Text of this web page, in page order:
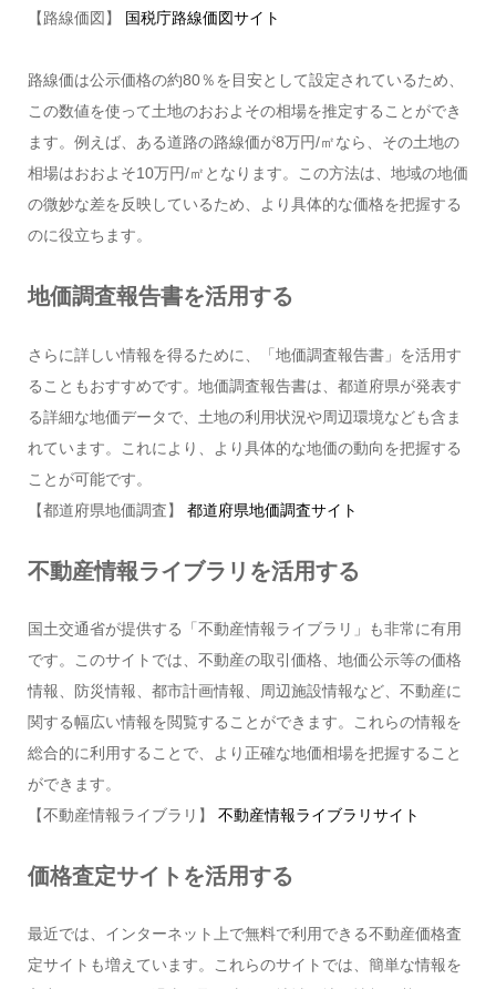
【路線価図】
国税庁路線価図サイト
路線価は公示価格の約80％を目安として設定されているため、
この数値を使って土地のおおよその相場を推定することができ
ます。例えば、ある道路の路線価が8万円/㎡なら、その土地の
相場はおおよそ10万円/㎡となります。この方法は、地域の地価
の微妙な差を反映しているため、より具体的な価格を把握する
のに役立ちます。
地価調査報告書を活用する
さらに詳しい情報を得るために、「地価調査報告書」を活用す
ることもおすすめです。地価調査報告書は、都道府県が発表す
る詳細な地価データで、土地の利用状況や周辺環境なども含ま
れています。これにより、より具体的な地価の動向を把握する
ことが可能です。
【都道府県地価調査】 都道府県地価調査サイト
不動産情報ライブラリを活用する
国土交通省が提供する「不動産情報ライブラリ」も非常に有用
です。このサイトでは、不動産の取引価格、地価公示等の価格
情報、防災情報、都市計画情報、周辺施設情報など、不動産に
関する幅広い情報を閲覧することができます。これらの情報を
総合的に利用することで、より正確な地価相場を把握すること
ができます。
【不動産情報ライブラリ】 不動産情報ライブラリサイト
価格査定サイトを活用する
最近では、インターネット上で無料で利用できる不動産価格査
定サイトも増えています。これらのサイトでは、簡単な情報を